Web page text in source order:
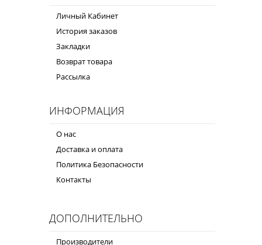
Личный Кабинет
История заказов
Закладки
Возврат товара
Рассылка
ИНФОРМАЦИЯ
О нас
Доставка и оплата
Политика Безопасности
Контакты
ДОПОЛНИТЕЛЬНО
Производители